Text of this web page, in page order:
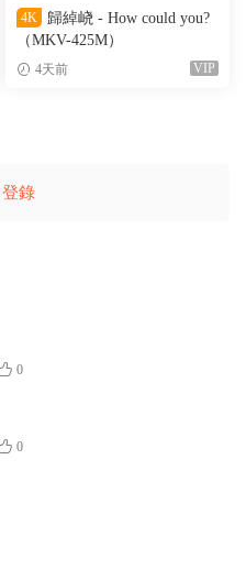
4K
歸綽峣 - How could you?
（MKV-425M）
4天前 VIP
登錄
0
0